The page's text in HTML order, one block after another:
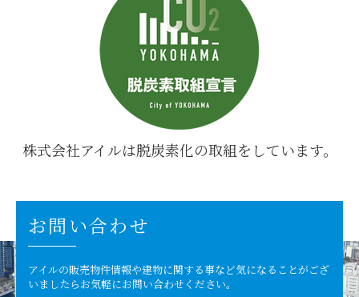
株式会社アイルは脱炭素化の取組をしています。
お問い合わせ
アイルの販売物件情報や建物に関する事など気になることがござ
いましたらお気軽にお問い合わせください。